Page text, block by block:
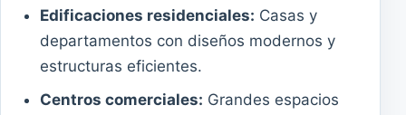
Edificaciones residenciales: Casas y
departamentos con diseños modernos y
estructuras eficientes.
Centros comerciales: Grandes espacios